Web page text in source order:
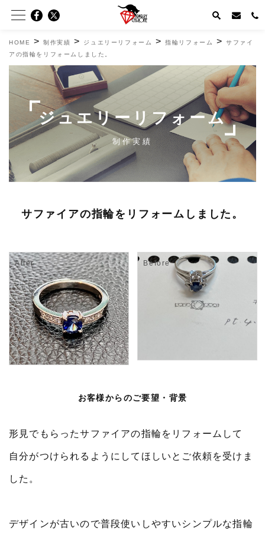
HOME >制作実績 > ジュエリーリフォーム >指輪リフォーム >サファイ
アの指輪をリフォームしました。
ジュエリーリフォーム
制作実績
サファイアの指輪をリフォームしました。
お客様からのご要望・背景
形見でもらったサファイアの指輪をリフォームして
自分がつけられるようにしてほしいとご依頼を受けま
した。
デザインが古いので普段使いしやすいシンプルな指輪